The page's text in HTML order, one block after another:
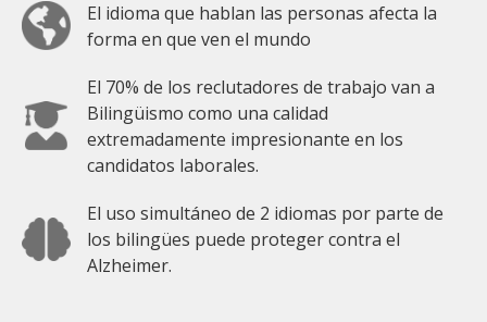
El idioma que hablan las personas afecta la
forma en que ven el mundo
El 70% de los reclutadores de trabajo van a
Bilingüismo como una calidad
extremadamente impresionante en los
candidatos laborales.
El uso simultáneo de 2 idiomas por parte de
los bilingües puede proteger contra el
Alzheimer.